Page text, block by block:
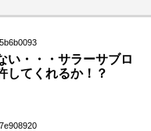
い・・・サラーサブロ
してくれるか！？